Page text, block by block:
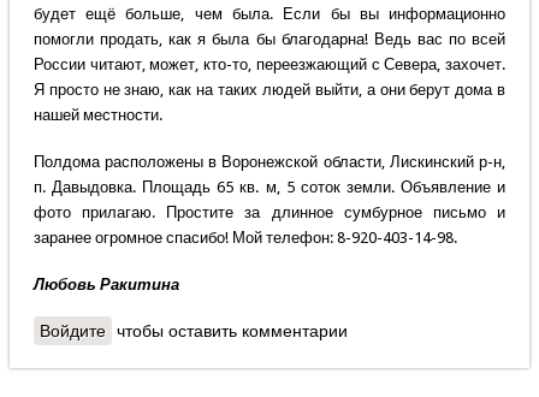
будет ещё больше, чем была. Если бы вы информационно
помогли продать, как я была бы благодарна! Ведь вас по всей
России читают, может, кто-то, переезжающий с Севера, захочет.
Я просто не знаю, как на таких людей выйти, а они берут дома в
нашей местности.
Полдома расположены в Воронежской области, Лискинский р-н,
п. Давыдовка. Площадь 65 кв. м, 5 соток земли. Объявление и
фото прилагаю. Простите за длинное сумбурное письмо и
заранее огромное спасибо! Мой телефон: 8-920-403-14-98.
Любовь Ракитина
Войдите чтобы оставить комментарии